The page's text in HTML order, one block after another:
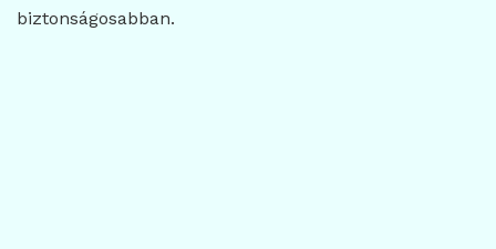
biztonságosabban.